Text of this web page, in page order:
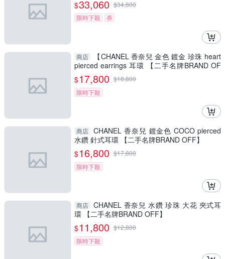
$33,060 $34,800
限時下殺
券
商店
【CHANEL 香奈兒 金色 鍍金 珍珠 heart
pierced earrings 耳環 【二手名牌BRAND OF
F】
$17,800 $18,800
限時下殺
商店 CHANEL 香奈兒 鍍金色 COCO pierced
水鑽 針式耳環 【二手名牌BRAND OFF】
$16,800 $17,800
限時下殺
商店 CHANEL 香奈兒 水鑽 珍珠 大花 夾式耳
環 【二手名牌BRAND OFF】
$11,800 $12,800
限時下殺